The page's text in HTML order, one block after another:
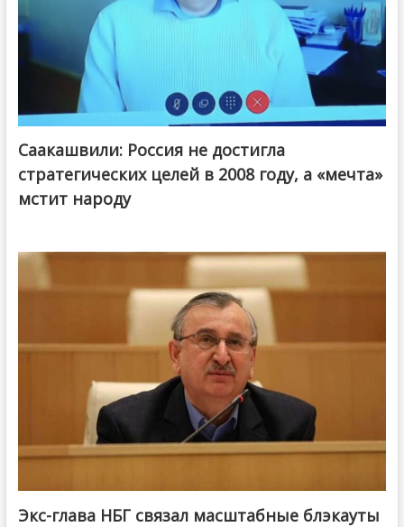
Саакашвили: Россия не достигла
стратегических целей в 2008 году, а «мечта»
мстит народу
Экс-глава НБГ связал масштабные блэкауты